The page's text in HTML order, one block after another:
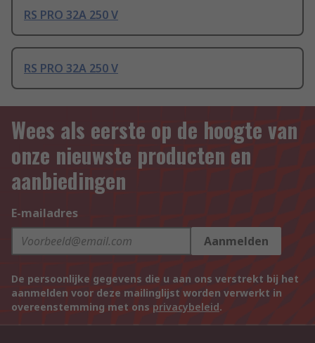
RS PRO 32A 250 V
RS PRO 32A 250 V
Wees als eerste op de hoogte van
onze nieuwste producten en
aanbiedingen
E-mailadres
Aanmelden
De persoonlijke gegevens die u aan ons verstrekt bij het
aanmelden voor deze mailinglijst worden verwerkt in
overeenstemming met ons privacybeleid.